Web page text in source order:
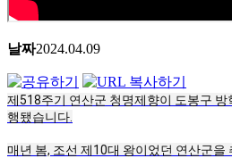
날짜2024.04.09
제518주기 연산군 청명제향이 도봉구 방
행됐습니다.
매년 봄, 조선 제10대 왕이었던 연산군을